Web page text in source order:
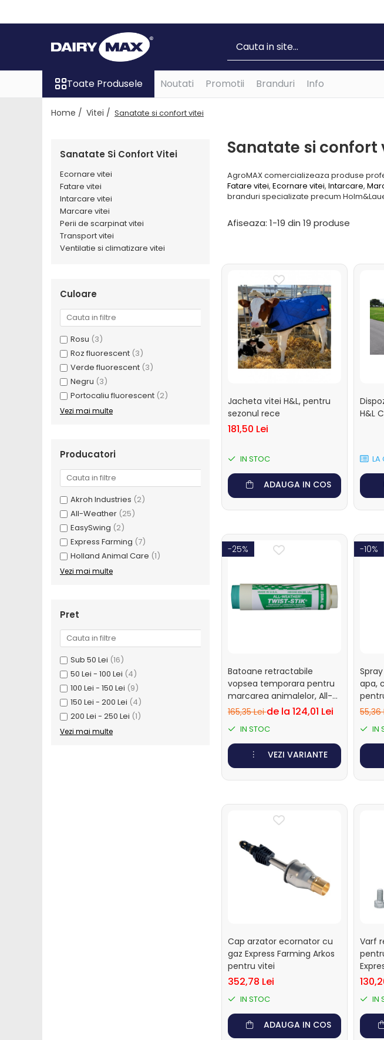
Furajare si adapare vaci
Echipamente si accesorii furajare
Adezivi ongloane
Bandaje si pansamente ongloane
Consumabile intretinere ongloane
Discuri trimaj ongloane
Ingrijire si tratament ongloane
Management vaci
Accesorii muls vaci
Consumabile muls vaci
Echipamente de muls vaci
Igiena mulsului
Testare si control lapte vaci
Sanatate si confort vaci
Fertilitate si reproductie vaci
Identificare si marcare vaci
Ingrijirea pielii la vaci
Ventilatie si climatizare vaci
Alaptare vitei
Galeti, bidoane, tetine vitei
Colostru vitei
Cusete si boxe vitei
Accesorii cusete vitei
Boxe comune
Cusete individuale
Furajare si adapare vitei
Echipamente si accesorii furajare
Toate Produsele Noutati Promotii Branduri Info
Home / Vitei / Sanatate si confort vitei
Sanatate si confort
AgroMAX comercializeaza produse
Fatare vitei, Ecornare vitei, Intarcare,
branduri specializate precum
Sanatate Si Confort Vitei
Ecornare vitei
Fatare vitei
Intarcare vitei
Marcare vitei
Perii de scarpinat vitei
Transport vitei
Ventilatie si climatizare vitei
Culoare
Rosu (3)
Roz fluorescent (3)
Verde fluorescent (3)
Negru (3)
Portocaliu fluorescent (2)
Vezi mai multe
Producatori
Akroh Industries (2)
All-Weather (25)
EasySwing (2)
Express Farming (7)
Holland Animal Care (1)
Vezi mai multe
Pret
Sub 50 Lei (16)
50 Lei - 100 Lei (4)
100 Lei - 150 Lei (9)
150 Lei - 200 Lei (4)
200 Lei - 250 Lei (1)
Vezi mai multe
Afiseaza: 1-19 din 19 produse
Jacheta vitei H&L, pentru
sezonul rece
181,50 Lei
IN STOC
ADAUGA IN COS
H&L
LA
-25%
Batoane retractabile
vopsea temporara pentru
marcarea animalelor, All-
Weather Paintstick Twist,
165,35 Leide la 124,01 Lei
IN STOC
VEZI VARIANTE
-10%
apa,
IN
Cap arzator ecornator cu
gaz Express Farming Arkos
pentru vitei
352,78 Lei
IN STOC
ADAUGA IN COS
Varf
IN